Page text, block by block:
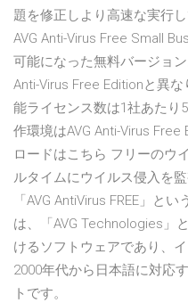
題を修正しより高速な実行
AVG Anti-Virus Free Small
可能になった無料バージョ
Anti-Virus Free Editionと異
能ライセンス数は1社あたり
作環境はAVG Anti-Virus Free
ロードはこちら フリーのウ
ルタイムにウイルス侵入を
「AVG AntiVirus FREE」と
は、「AVG Technologies」
けるソフトウェアであり、
2000年代から日本語に対応
トです。